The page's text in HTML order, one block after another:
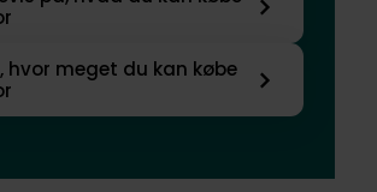
hvor meget du kan købe